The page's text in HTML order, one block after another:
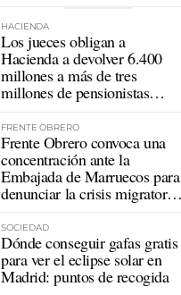
HACIENDA
Los jueces obligan a
Hacienda a devolver 6.400
millones a más de tres
millones de pensionistas
FRENTE OBRERO
Frente Obrero convoca una
concentración ante la
Embajada de Marruecos para
denunciar la crisis migratoria
SOCIEDAD
Dónde conseguir gafas gratis
para ver el eclipse solar en
Madrid: puntos de recogida